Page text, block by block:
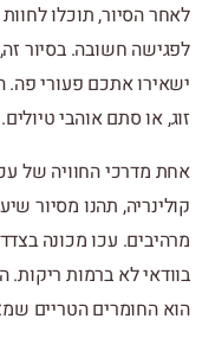
לאחר הסיור, תוכלו
לפגישה חשובה. בסיור
ישאירו אתכם פעורי
זוג, או סתם אוהבי טיולים.
אחת מדרכי החוויה של
קולינריה, תהנו מסיור
מרהיבים. עכו מכונה
בוודאי לא ברמות
הוא החומרים הטריים